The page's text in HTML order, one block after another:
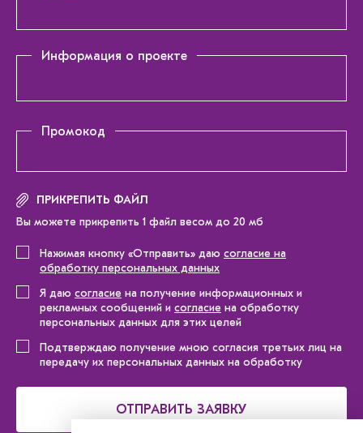
Информация о проекте
Промокод
ПРИКРЕПИТЬ ФАЙЛ
Вы можете прикрепить 1 файл весом до 20 мб
Нажимая кнопку «Отправить» даю согласие на
обработку персональных данных
Я даю согласие на получение информационных и
рекламных сообщений и согласие на обработку
персональных данных для этих целей
Подтверждаю получение мною согласия третьих лиц на
передачу их персональных данных на обработку
ОТПРАВИТЬ ЗАЯВКУ